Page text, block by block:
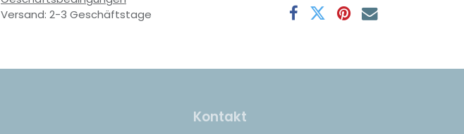
Versand: 2-3 Geschäftstage
Kontakt